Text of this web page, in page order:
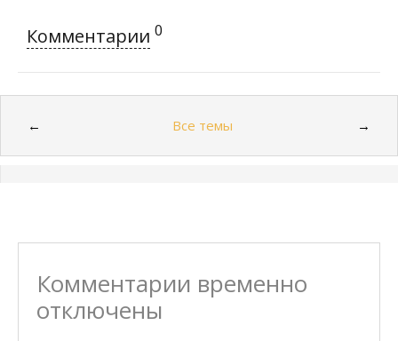
Комментарии 0
← Все темы →
Комментарии временно
отключены